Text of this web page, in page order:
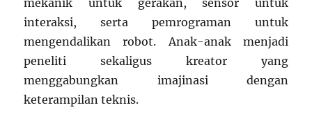
mekanik untuk gerakan, sensor untuk
interaksi, serta pemrograman untuk
mengendalikan robot. Anak-anak menjadi
peneliti sekaligus kreator yang
menggabungkan imajinasi dengan
keterampilan teknis.